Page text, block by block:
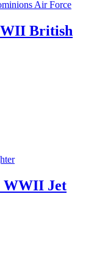
British
WWII Jet